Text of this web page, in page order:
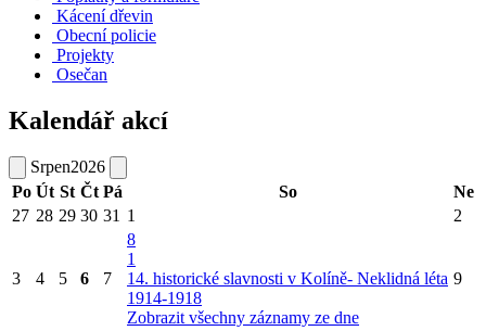
Kácení dřevin
Obecní policie
Projekty
Osečan
Kalendář akcí
Srpen2026
Po Út St Čt Pá So
Ne
27 28 29 30 31 1 2
3 4 5 6 7
8
1
14. historické slavnosti v Kolíně- Neklidná léta
1914-1918
Zobrazit všechny záznamy ze dne
9